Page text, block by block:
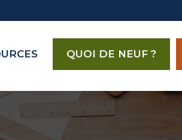
QUOI DE NEUF ?